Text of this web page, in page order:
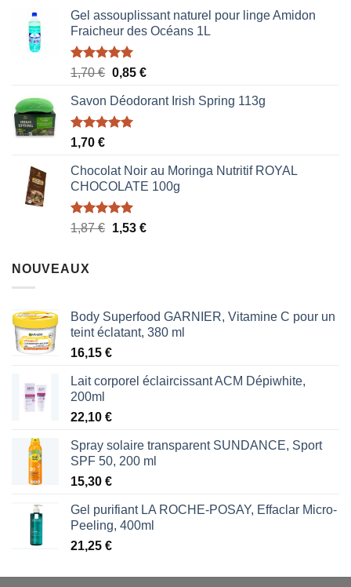
Gel assouplissant naturel pour linge Amidon
Fraicheur des Océans 1L
Note5.00
1,70€ Le
initial
était :
0,85 €Le
actuel
Savon Déodorant Irish Spring 113g
Note5.00
1,70 €
Chocolat Noir au Moringa Nutritif ROYAL
CHOCOLATE 100g
Note5.00
1,87€ Le
1,53 €Le
NOUVEAUX
Body Superfood GARNIER, Vitamine C pour un
teint éclatant, 380 ml
16,15 €
Lait corporel éclaircissant ACM Dépiwhite,
200ml
22,10 €
Spray solaire transparent SUNDANCE, Sport
SPF 50, 200 ml
15,30 €
Gel purifiant LA ROCHE-POSAY, Effaclar Micro-
Peeling, 400ml
21,25 €